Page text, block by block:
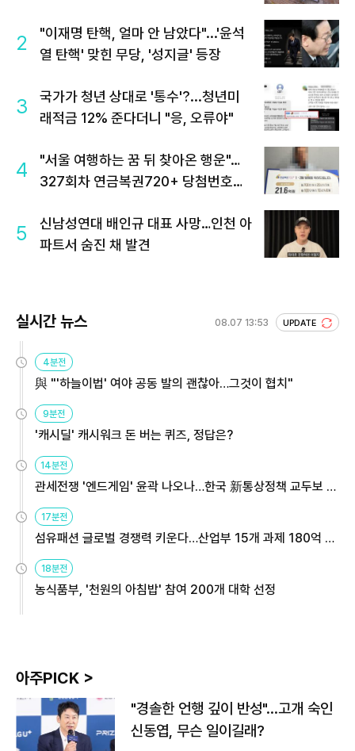
2
"이재명 탄핵, 얼마 안 남았다"...'윤석
열 탄핵' 맞힌 무당, '성지글' 등장
3
국가가 청년 상대로 '통수'?...청년미
래적금 12% 준다더니 "응, 오류야"
4
"서울 여행하는 꿈 뒤 찾아온 행운"…
327회차 연금복권720+ 당첨번호조
5
신남성연대 배인규 대표 사망…인천 아
파트서 숨진 채 발견
실시간 뉴스 08.07 13:53 UPDATE
4분전
與 "'하늘이법' 여야 공동 발의 괜찮아…그것이 협치"
9분전
'캐시딜' 캐시워크 돈 버는 퀴즈, 정답은?
14분전
관세전쟁 '엔드게임' 윤곽 나오나…한국 新통상정책 교두보 활
17분전
섬유패션 글로벌 경쟁력 키운다…산업부 15개 과제 180억 지
18분전
농식품부, '천원의 아침밥' 참여 200개 대학 선정
아주PICK >
"경솔한 언행 깊이 반성"…고개 숙인
신동엽, 무슨 일이길래?